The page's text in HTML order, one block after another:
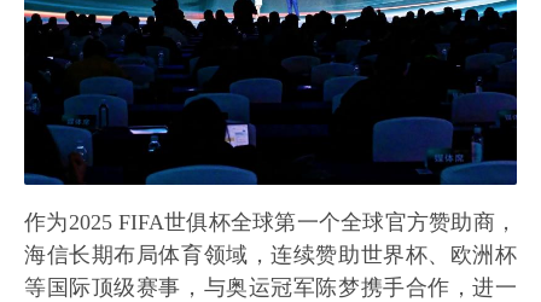
作为2025 FIFA世俱杯全球第一个全球官方赞助商，
海信长期布局体育领域，连续赞助世界杯、欧洲杯
等国际顶级赛事，与奥运冠军陈梦携手合作，进一